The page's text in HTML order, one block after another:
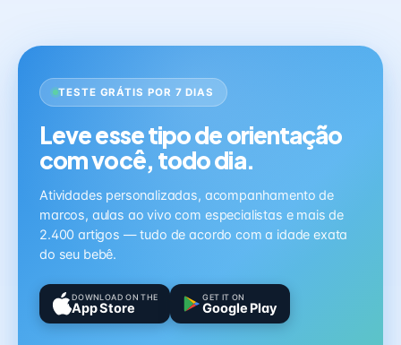
TESTE GRÁTIS POR 7 DIAS
Leve esse tipo de orientação
com você, todo dia.
Atividades personalizadas, acompanhamento de
marcos, aulas ao vivo com especialistas e mais de
2.400 artigos — tudo de acordo com a idade exata
do seu bebê.
DOWNLOAD ON THE
App Store
GET IT ON
Google Play